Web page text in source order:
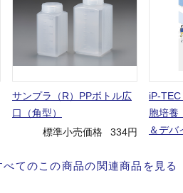
サンプラ（R）PPボトル広
口（角型）
標準小売価格
334円
iP-
胞培養
＆デバ
べてのこの商品の関連商品を見る